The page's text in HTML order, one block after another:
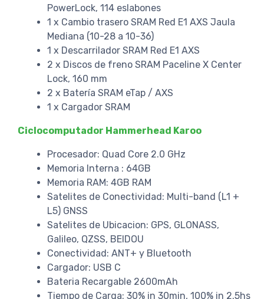
PowerLock, 114 eslabones
1 x Cambio trasero SRAM Red E1 AXS Jaula
Mediana (10-28 a 10-36)
1 x Descarrilador SRAM Red E1 AXS
2 x Discos de freno SRAM Paceline X Center
Lock, 160 mm
2 x Batería SRAM eTap / AXS
1 x Cargador SRAM
Ciclocomputador Hammerhead Karoo
Procesador: Quad Core 2.0 GHz
Memoria Interna : 64GB
Memoria RAM: 4GB RAM
Satelites de Conectividad: Multi-band (L1 +
L5) GNSS
Satelites de Ubicacion: GPS, GLONASS,
Galileo, QZSS, BEIDOU
Conectividad: ANT+ y Bluetooth
Cargador: USB C
Bateria Recargable 2600mAh
Tiempo de Carga: 30% in 30min, 100% in 2.5hs